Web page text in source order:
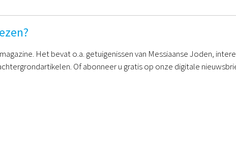
Het bevat o.a. getuigenissen van Messiaanse Joden,
Of abonneer u gratis op onze digitale